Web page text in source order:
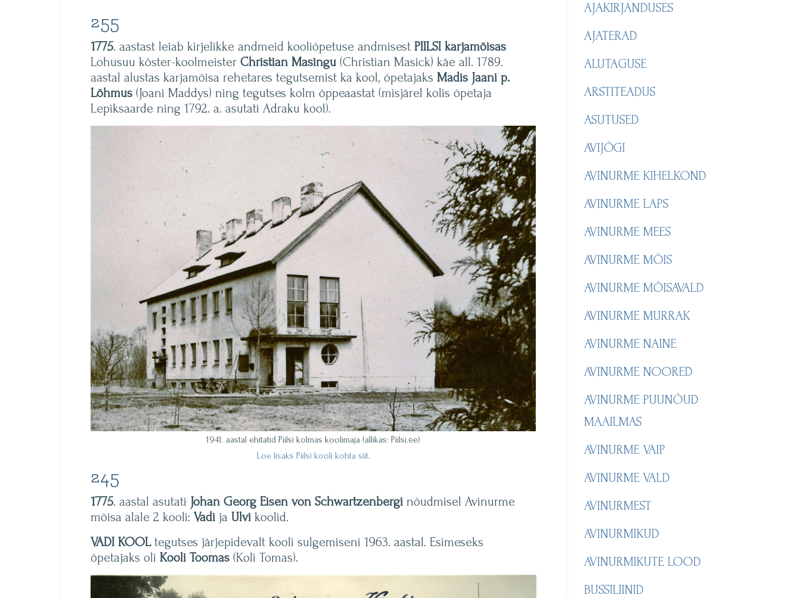
255
1775. aastast leiab kirjelikke andmeid kooliõpetuse andmisest PIILSI karjamõisas
Lohusuu köster-koolmeister Christian Masingu (Christian Masick) käe all. 1789.
aastal alustas karjamõisa rehetares tegutsemist ka kool, õpetajaks Madis Jaani p.
Lõhmus (Joani Maddys) ning tegutses kolm õppeaastat (misjärel kolis õpetaja
Lepiksaarde ning 1792. a. asutati Adraku kool).
1941. aastal ehitatid Piilsi kolmas koolimaja (allikas: Piilsi.ee)
Loe lisaks Piilsi kooli kohta siit.
245
1775. aastal asutati Johan Georg Eisen von Schwartzenbergi nõudmisel Avinurme
mõisa alale 2 kooli: Vadi ja Ulvi koolid.
VADI KOOL tegutses järjepidevalt kooli sulgemiseni 1963. aastal. Esimeseks
õpetajaks oli Kooli Toomas (Koli Tomas).
AJAKIRJANDUSES
AJATERAD
ALUTAGUSE
ARSTITEADUS
ASUTUSED
AVIJÕGI
AVINURME KIHELKOND
AVINURME LAPS
AVINURME MEES
AVINURME MÕIS
AVINURME MÕISAVALD
AVINURME MURRAK
AVINURME NAINE
AVINURME NOORED
AVINURME PUUNÕUD
MAAILMAS
AVINURME VAIP
AVINURME VALD
AVINURMEST
AVINURMIKUD
AVINURMIKUTE LOOD
BUSSILIINID